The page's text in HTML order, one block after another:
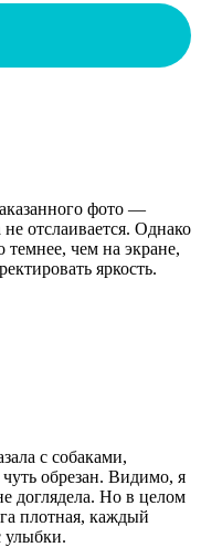
фото —
отслаивается. Однако
чем на экране,
яркость.
с собаками,
обрезан. Видимо, я
доглядела. Но в целом
плотная, каждый
улыбки.